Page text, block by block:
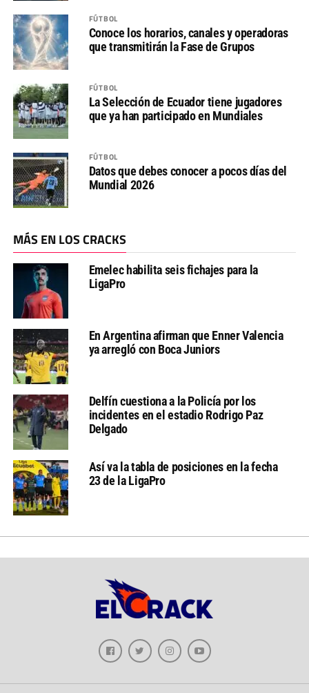
FÚTBOL
Conoce los horarios, canales y operadoras
que transmitirán la Fase de Grupos
FÚTBOL
La Selección de Ecuador tiene jugadores
que ya han participado en Mundiales
FÚTBOL
Datos que debes conocer a pocos días del
Mundial 2026
MÁS EN LOS CRACKS
Emelec habilita seis fichajes para la
LigaPro
En Argentina afirman que Enner Valencia
ya arregló con Boca Juniors
Delfín cuestiona a la Policía por los
incidentes en el estadio Rodrigo Paz
Delgado
Así va la tabla de posiciones en la fecha
23 de la LigaPro